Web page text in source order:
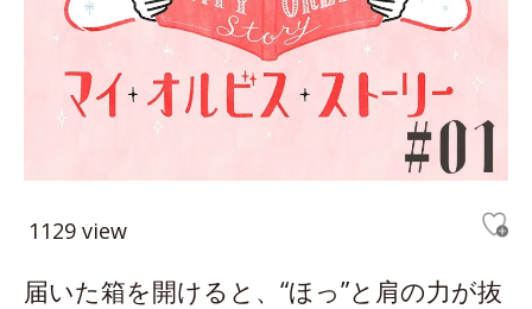
1129 view
届いた箱を開けると、“ほっ”と肩の力が抜